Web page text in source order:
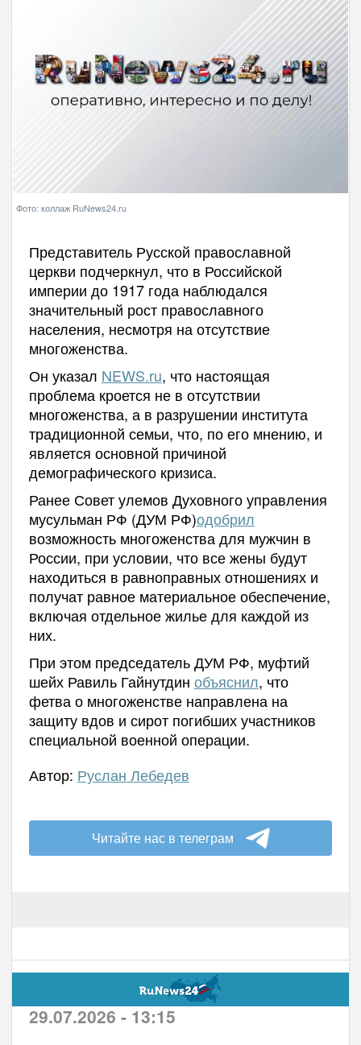
Фото: коллаж RuNews24.ru
Представитель Русской православной
церкви подчеркнул, что в Российской
империи до 1917 года наблюдался
значительный рост православного
населения, несмотря на отсутствие
многоженства.
Он указал NEWS.ru, что настоящая
проблема кроется не в отсутствии
многоженства, а в разрушении института
традиционной семьи, что, по его мнению, и
является основной причиной
демографического кризиса.
Ранее Совет улемов Духовного управления
мусульман РФ (ДУМ РФ)одобрил
возможность многоженства для мужчин в
России, при условии, что все жены будут
находиться в равноправных отношениях и
получат равное материальное обеспечение,
включая отдельное жилье для каждой из
них.
При этом председатель ДУМ РФ, муфтий
шейх Равиль Гайнутдин объяснил, что
фетва о многоженстве направлена на
защиту вдов и сирот погибших участников
специальной военной операции.
Автор: Руслан Лебедев
Читайте нас в телеграм
29.07.2026 - 13:15